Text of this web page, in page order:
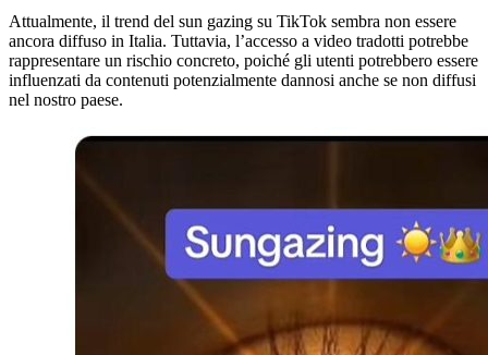
Attualmente, il trend del sun gazing su TikTok sembra non essere
ancora diffuso in Italia. Tuttavia, l’accesso a video tradotti potrebbe
rappresentare un rischio concreto, poiché gli utenti potrebbero essere
influenzati da contenuti potenzialmente dannosi anche se non diffusi
nel nostro paese.